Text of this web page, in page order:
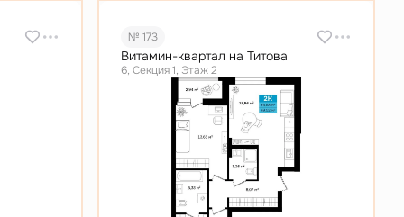
№ 173
Витамин-квартал на Титова
6, Секция 1, Этаж 2